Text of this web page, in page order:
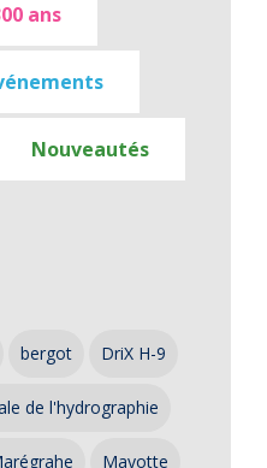
ans
Nouveautés
bergot DriX H-9
de l'hydrographie
Mayotte